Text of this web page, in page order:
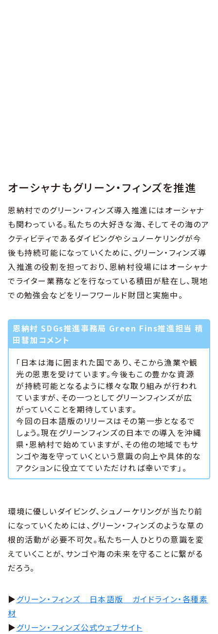
オーシャナもグリーン・フィンズを推進
恩納村でのグリーン・フィンズ導入推進にはオーシャナ
も関わっている。私たちの大好きな海、そしてその海のア
クティビティであるダイビングやシュノーケリングが今
後も持続可能になっていくために、グリーン・フィンズ導
入推進の役割を担っており、恩納村役場にはオーシャナ
でライター業務などを行なっている積田が駐在し、現地
での勉強会などをリーフワールド財団と実施中。
恩納村 SDGs推進事務局 Green Fins推進担当 積
田彗加コメント
「日本は海に囲まれた国であり、そこから漁業や観
光の恩恵を受けています。今後もこの豊かな資源
が持続可能となるように様々な取り組みが行われ
ていますが、その一つとしてグリーンフィンズが広
がっていくことを期待しています。
今回の日本語版のリリースはその第一歩となるで
しょう。現在グリーンフィンズの日本での導入を沖縄
県・恩納村で始めていますが、その他の地域でもサ
ンゴや海を守っていくという意識の向上や具体的な
アクションに役立てていただければ幸いです」。
環境に優しいダイビング、シュノーケリングが当たり前
になっていくためには、グリーン・フィンズのような草の
根的活動が必要不可欠。私たち一人ひとりの意識を変
えていくことが、サンゴや海の未来を守ることに繋がる
だろう。
▶︎グリーン・フィンズ 日本語版 ガイドライン・各種素
材
▶︎グリーン・フィンズ公式ウェブサイト